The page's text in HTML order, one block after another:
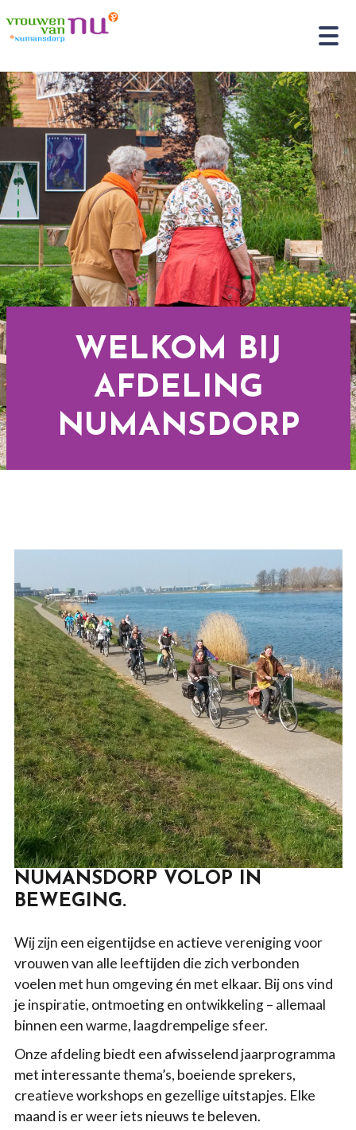
WELKOM BIJ
AFDELING
NUMANSDORP
NUMANSDORP VOLOP IN
BEWEGING.
Wij zijn een eigentijdse en actieve vereniging voor
vrouwen van alle leeftijden die zich verbonden
voelen met hun omgeving én met elkaar. Bij ons vind
je inspiratie, ontmoeting en ontwikkeling – allemaal
binnen een warme, laagdrempelige sfeer.
Onze afdeling biedt een afwisselend jaarprogramma
met interessante thema’s, boeiende sprekers,
creatieve workshops en gezellige uitstapjes. Elke
maand is er weer iets nieuws te beleven.